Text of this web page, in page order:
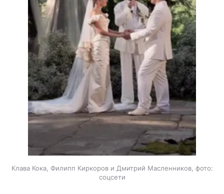
Клава Кока, Филипп Киркоров и Дмитрий Масленников, фото:
соцсети